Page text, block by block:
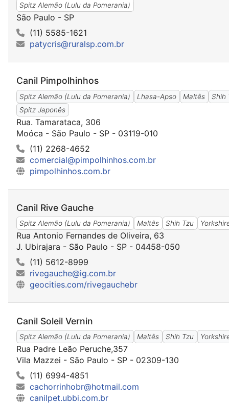
Spitz Alemão (Lulu da Pomerania)
São Paulo - SP
(11) 5585-1621
patycris@ruralsp.com.br
Canil Pimpolhinhos
Spitz Alemão (Lulu da Pomerania) Lhasa-Apso Maltês
Shih
Spitz Japonês
Rua. Tamarataca, 306
Moóca - São Paulo - SP - 03119-010
(11) 2268-4652
comercial@pimpolhinhos.com.br
pimpolhinhos.com.br
Canil Rive Gauche
Spitz Alemão (Lulu da Pomerania) Maltês Shih Tzu
Rua Antonio Fernandes de Oliveira, 63
J. Ubirajara - São Paulo - SP - 04458-050
(11) 5612-8999
rivegauche@ig.com.br
geocities.com/rivegauchebr
Canil Soleil Vernin
Spitz Alemão (Lulu da Pomerania) Maltês Shih Tzu
Rua Padre Leão Peruche,357
Vila Mazzei - São Paulo - SP - 02309-130
(11) 6994-4851
cachorrinhobr@hotmail.com
canilpet.ubbi.com.br